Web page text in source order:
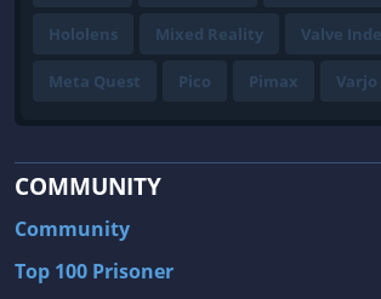
Hololens Mixed Reality Valve
Meta Quest Pico Pimax Varjo
COMMUNITY
Community
Top 100 Prisoner